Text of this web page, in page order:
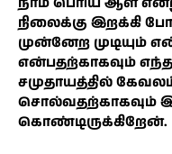
நிலைக்கு இறக்கி
முன்னேற
என்பதற்காகவும்
சமுதாயத்தில்
சொல்வதற்காகவும்
கொண்டிருக்கிறேன்.